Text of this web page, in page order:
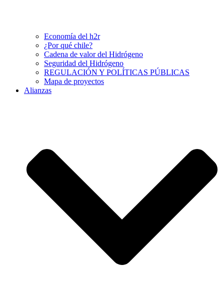
Economía del h2r
¿Por qué chile?
Cadena de valor del Hidrógeno
Seguridad del Hidrógeno
REGULACIÓN Y POLÍTICAS PÚBLICAS
Mapa de proyectos
Alianzas